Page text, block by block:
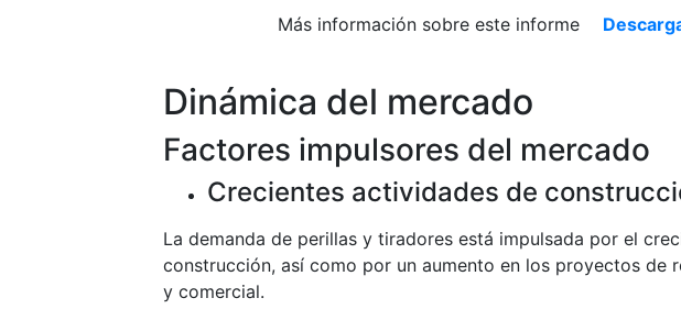
Más información sobre este informe
Dinámica del mercado
Factores impulsores del mercado
Crecientes actividades de
La demanda de perillas y tiradores está impulsada por el
construcción, así como por un aumento en los proyectos de
y comercial.